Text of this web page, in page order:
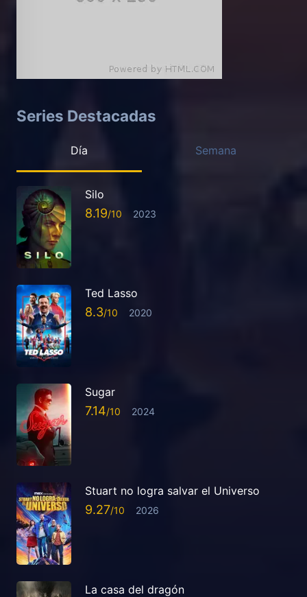
Series Destacadas
Día Semana
Silo
8.19 2023
Ted Lasso
8.3 2020
Sugar
7.14 2024
Stuart no logra salvar el Universo
9.27 2026
La casa del dragón